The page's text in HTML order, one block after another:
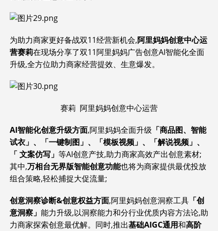
为助力商家更好备战双11经营新机会,阿里妈妈创意中心运
营赛莉在现场分享了双11阿里妈妈广告创意AI智能化全面
升级,全方位助力商家经营提效、生意爆发。
赛莉 阿里妈妈创意中心运营
AI智能化创意升级方面,阿里妈妈全面升级 「商品图、智能
试衣」、「一键制图」、「模板视频」、「解说视频」、
「 文案仿写」 等AI创意产技,助力商家高效产出创意素材;
其中,万相台无界版智能创意功能也将为商家提供最优投放
组合策略,轻松捕捉大促流量;
创意洞察诊断&创意权益方面,阿里妈妈创意洞察工具 「创
意洞察」 能力升级,以洞察能力和分行业优质内容方法论,助
力商家探索创意最优解。同时,推出基础AIGC通用和高阶